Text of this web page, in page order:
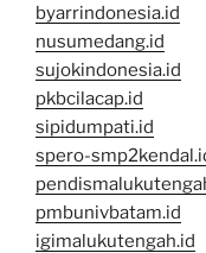
byarrindonesia.id
nusumedang.id
sujokindonesia.id
pkbcilacap.id
sipidumpati.id
spero-
pmbunivbatam.id
igimalukutengah.id